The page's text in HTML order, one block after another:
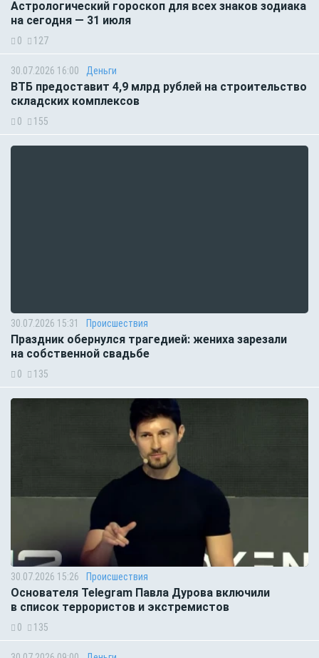
Астрологический гороскоп для всех знаков зодиака
на сегодня — 31 июля
0 127
30.07.2026 16:00 Деньги
ВТБ предоставит 4,9 млрд рублей на строительство
складских комплексов
0 155
30.07.2026 15:31 Происшествия
Праздник обернулся трагедией: жениха зарезали
на собственной свадьбе
0 135
30.07.2026 15:26 Происшествия
Основателя Telegram Павла Дурова включили
в список террористов и экстремистов
0 135